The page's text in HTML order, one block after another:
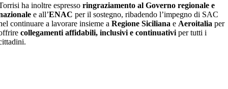
ha inoltre espressoringraziamento al Governo regionale e
e all’ENAC per il sostegno, ribadendo l’impegno di SAC
continuare a lavorare insieme aRegione Siciliana e Aeroitalia per
collegamenti affidabili, inclusivi e continuativi per tutti i